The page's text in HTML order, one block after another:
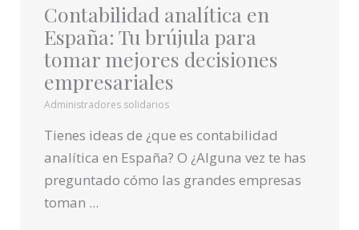
Contabilidad analítica en
España: Tu brújula para
tomar mejores decisiones
empresariales
Administradores solidarios
Tienes ideas de ¿que es contabilidad
analítica en España? O ¿Alguna vez te has
preguntado cómo las grandes empresas
toman ...